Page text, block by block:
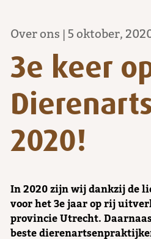
Over ons|5 oktober,
3e keer
2020!
In 2020 zijn wij dankzij de
voor het 3e jaar op rij
provincie Utrecht.
beste